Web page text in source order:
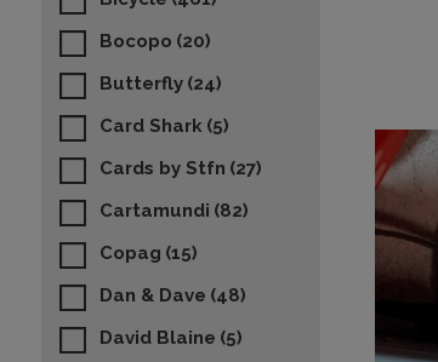
Bocopo (20)
Butterfly (24)
Card Shark (5)
Cards by Stfn (27)
Cartamundi (82)
Copag (15)
Dan & Dave (48)
David Blaine (5)